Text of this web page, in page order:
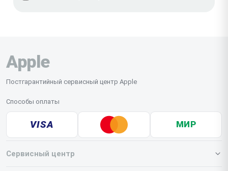
Apple
Постгарантийный сервисный центр Apple
Способы оплаты
VISA МИР
Сервисный центр